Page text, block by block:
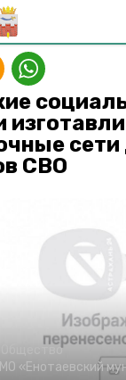
сети
СВО
Общество
«Енотаевский